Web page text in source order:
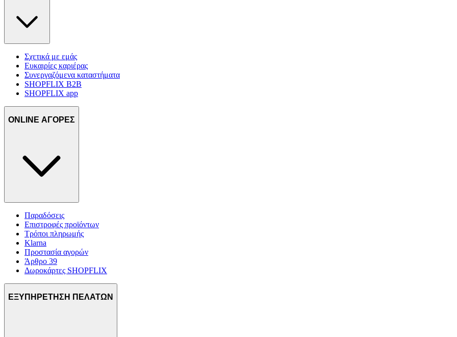
Σχετικά με εμάς
Ευκαιρίες καριέρας
Συνεργαζόμενα καταστήματα
SHOPFLIX B2B
SHOPFLIX app
ONLINE ΑΓΟΡΕΣ
Παραδόσεις
Επιστροφές προϊόντων
Τρόποι πληρωμής
Klarna
Προστασία αγορών
Άρθρο 39
Δωροκάρτες SHOPFLIX
ΕΞΥΠΗΡΕΤΗΣΗ ΠΕΛΑΤΩΝ